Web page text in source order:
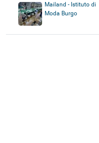
Mailand - Istituto di
Moda Burgo